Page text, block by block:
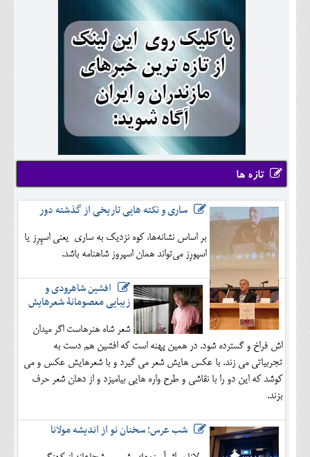
تازه ها
ساری و نکته هایی تاریخی از گذشته دور
بر اساس نشانه‌ها، کوه نزدیک به ساری یعنی اسپِرِز یا
اسپورِز می‌تواند همان اسپروز شاهنامه باشد.
افشین شاهرودی و
زیبایی معصومانۀ شعرهایش
شعر شاه هنرهاست اگر میدان
اش فراخ و گسترده شود. در همین پهنه است که افشین هم دست به
تجربیاتی می زند. با عکس هایش شعر می گیرد و با شعرهایش عکس و می
کوشد که این دو را با نقاشی و طرح واره هایی بیامیزد و از دهان شعر حرف
بزند.
شب عرس؛ سخنان نو از اندیشه مولانا